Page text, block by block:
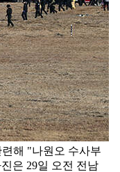
해 "나원오 수사부
은 29일 오전 전남